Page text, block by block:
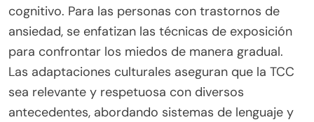
cognitivo. Para las personas con trastornos de
ansiedad, se enfatizan las técnicas de exposición
para confrontar los miedos de manera gradual.
Las adaptaciones culturales aseguran que la TCC
sea relevante y respetuosa con diversos
antecedentes, abordando sistemas de lenguaje y